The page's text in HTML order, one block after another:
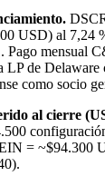
USD) al 7,24
Pago mensual
LP de
como socio
al cierre
= ~$94.300